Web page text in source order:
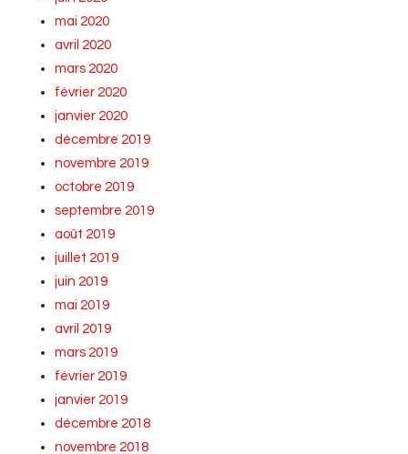
mai 2020
avril 2020
mars 2020
février 2020
janvier 2020
décembre 2019
novembre 2019
octobre 2019
septembre 2019
août 2019
juillet 2019
juin 2019
mai 2019
avril 2019
mars 2019
février 2019
janvier 2019
décembre 2018
novembre 2018